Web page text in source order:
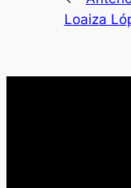
Loaiza